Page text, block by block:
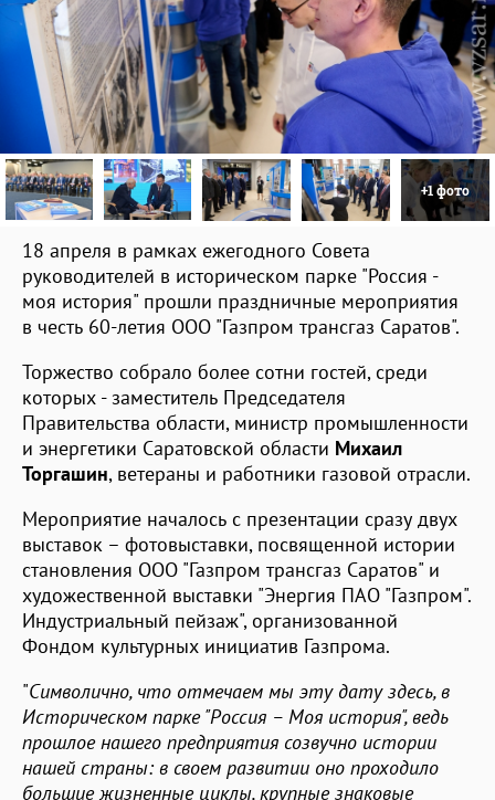
+1 фото
18 апреля в рамках ежегодного Совета
руководителей в историческом парке "Россия -
моя история" прошли праздничные мероприятия
в честь 60-летия ООО "Газпром трансгаз Саратов".
Торжество собрало более сотни гостей, среди
которых - заместитель Председателя
Правительства области, министр промышленности
и энергетики Саратовской области Михаил
Торгашин, ветераны и работники газовой отрасли.
Мероприятие началось с презентации сразу двух
выставок – фотовыставки, посвященной истории
становления ООО "Газпром трансгаз Саратов" и
художественной выставки "Энергия ПАО "Газпром".
Индустриальный пейзаж", организованной
Фондом культурных инициатив Газпрома.
"Символично, что отмечаем мы эту дату здесь, в
Историческом парке "Россия – Моя история", ведь
прошлое нашего предприятия созвучно истории
нашей страны: в своем развитии оно проходило
большие жизненные циклы, крупные знаковые